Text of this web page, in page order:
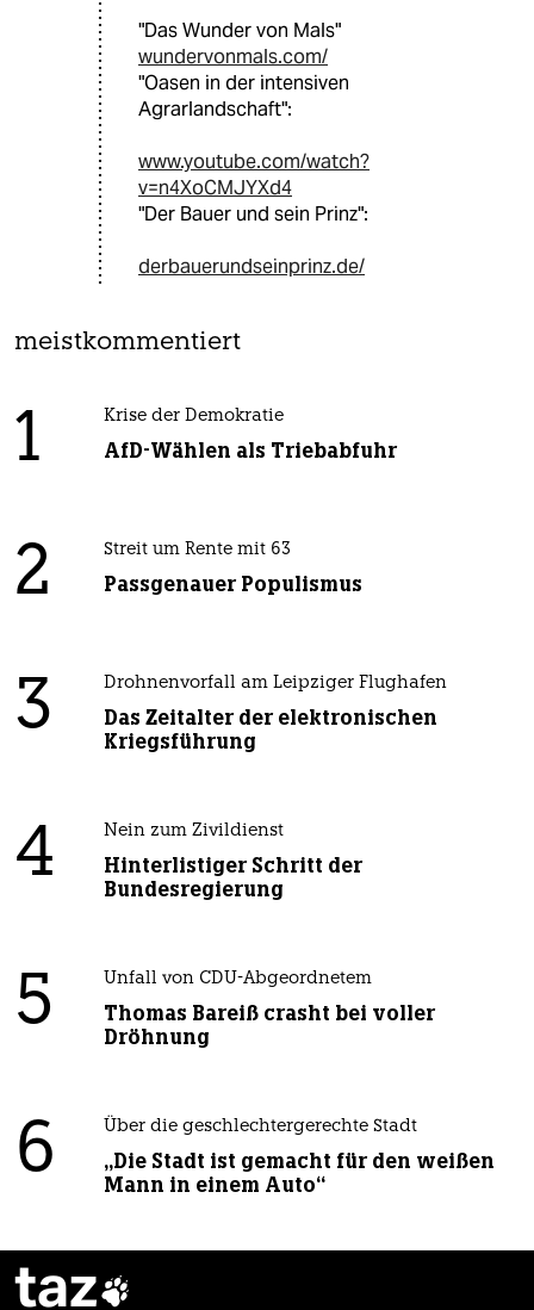
"Das Wunder von Mals"
wundervonmals.com/
"Oasen in der intensiven
Agrarlandschaft":
www.youtube.com/watch?
v=n4XoCMJYXd4
"Der Bauer und sein Prinz":
derbauerundseinprinz.de/
meistkommentiert
1 Krise der Demokratie
AfD-Wählen als Triebabfuhr
2 Streit um Rente mit 63
Passgenauer Populismus
3 Drohnenvorfall am Leipziger Flughafen
Das Zeitalter der elektronischen
Kriegsführung
4 Nein zum Zivildienst
Hinterlistiger Schritt der
Bundesregierung
5 Unfall von CDU-Abgeordnetem
Thomas Bareiß crasht bei voller
Dröhnung
6 Über die geschlechtergerechte Stadt
„Die Stadt ist gemacht für den weißen
Mann in einem Auto“
taz